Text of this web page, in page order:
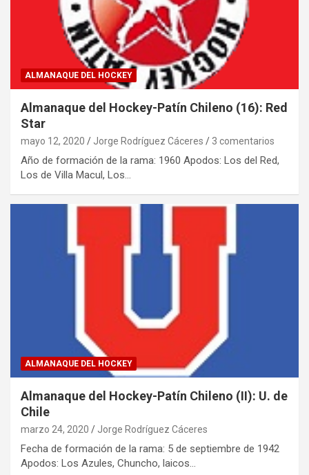
ALMANAQUE DEL HOCKEY
Almanaque del Hockey-Patín Chileno (16): Red
Star
mayo 12, 2020 Jorge Rodríguez Cáceres 3 comentarios
Año de formación de la rama: 1960 Apodos: Los del Red,
Los de Villa Macul, Los…
ALMANAQUE DEL HOCKEY
Almanaque del Hockey-Patín Chileno (II): U. de
Chile
marzo 24, 2020 Jorge Rodríguez Cáceres
Fecha de formación de la rama: 5 de septiembre de 1942
Apodos: Los Azules, Chuncho, laicos…